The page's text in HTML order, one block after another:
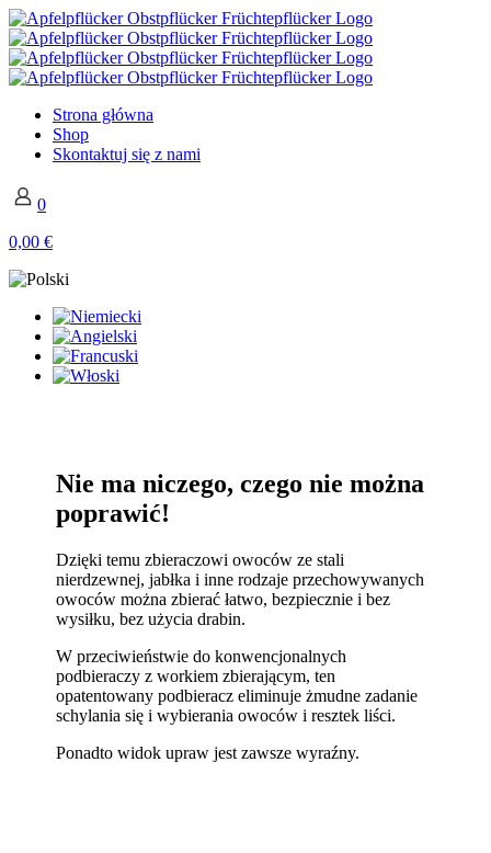
Strona główna
Shop
Skontaktuj się z nami
0
0,00 €
Nie ma niczego, czego nie można
poprawić!
Dzięki temu zbieraczowi owoców ze stali
nierdzewnej, jabłka i inne rodzaje przechowywanych
owoców można zbierać łatwo, bezpiecznie i bez
wysiłku, bez użycia drabin.
W przeciwieństwie do konwencjonalnych
podbieraczy z workiem zbierającym, ten
opatentowany podbieracz eliminuje żmudne zadanie
schylania się i wybierania owoców i resztek liści.
Ponadto widok upraw jest zawsze wyraźny.